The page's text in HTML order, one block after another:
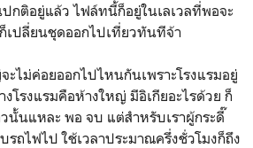
กติอยู่แล้ว ไฟล์ทนี้ก็อยู่ในเลเวลที่พอจะ
เปลี่ยนชุดออกไปเที่ยวทันทีจ้า
ะไม่ค่อยออกไปไหนกันเพราะโรงแรมอยู่
โรงแรมคือห้างใหญ่ มีอิเกียอะไรด้วย ก็
นแหละ พอ จบ แต่สำหรับเราผู้กระดี๊
รถไฟไป ใช้เวลาประมาณครึ่งชั่วโมงก็ถึง